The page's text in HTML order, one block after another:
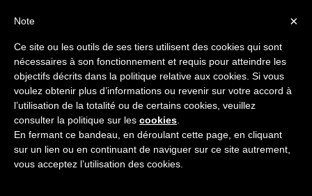


Super Nintendo
Nom, A à Z 
×
Note
Ce site ou les outils de ses tiers utilisent des cookies qui sont
nécessaires à son fonctionnement et requis pour atteindre les
objectifs décrits dans la politique relative aux cookies. Si vous
voulez obtenir plus d’informations ou revenir sur votre accord à
l’utilisation de la totalité ou de certains cookies, veuillez
consulter la politique sur les cookies
En fermant ce bandeau, en déroulant cette page, en cliquant
sur un lien ou en continuant de naviguer sur ce site autrement,
vous acceptez l’utilisation des cookies.